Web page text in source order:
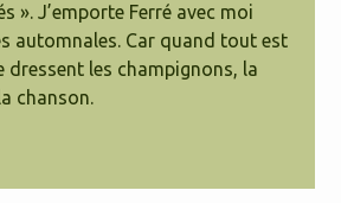
». J’emporte Ferré avec moi
automnales. Car quand tout est
dressent les champignons, la
chanson.